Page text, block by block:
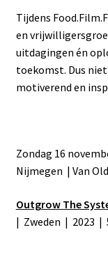
Tijdens
en
uitdagingen én
toekomst. Dus
motiverend en
Zondag 16
Nijmegen | Van
Outgrow The
| Zweden | 2023 |